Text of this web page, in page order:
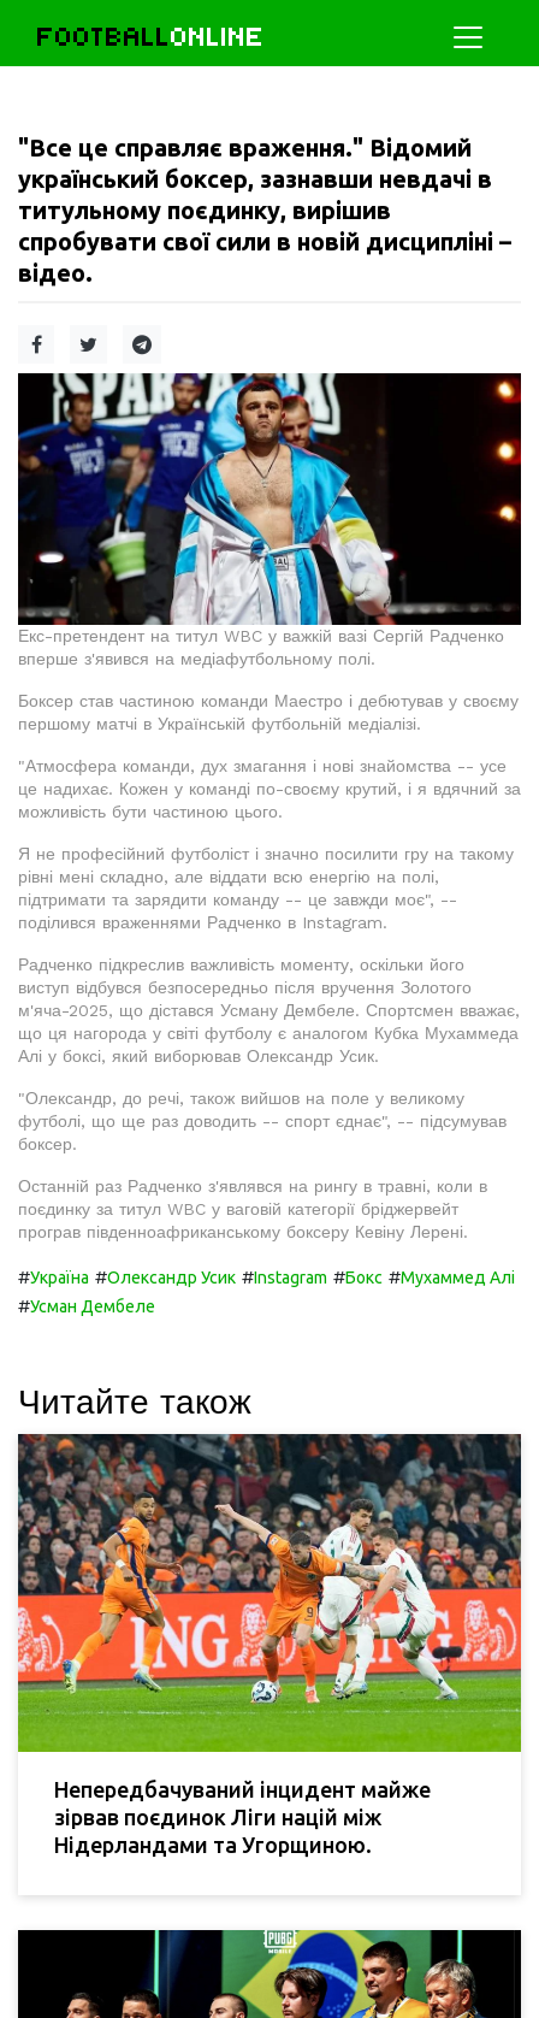
FOOTBALLONLINE
"Все це справляє враження." Відомий
український боксер, зазнавши невдачі в
титульному поєдинку, вирішив
спробувати свої сили в новій дисципліні –
відео.
Екс-претендент на титул WBC у важкій вазі Сергій Радченко
вперше з'явився на медіафутбольному полі.
Боксер став частиною команди Маестро і дебютував у своєму
першому матчі в Українській футбольній медіалізі.
"Атмосфера команди, дух змагання і нові знайомства -- усе
це надихає. Кожен у команді по-своєму крутий, і я вдячний за
можливість бути частиною цього.
Я не професійний футболіст і значно посилити гру на такому
рівні мені складно, але віддати всю енергію на полі,
підтримати та зарядити команду -- це завжди моє", --
поділився враженнями Радченко в Instagram.
Радченко підкреслив важливість моменту, оскільки його
виступ відбувся безпосередньо після вручення Золотого
м'яча-2025, що дістався Усману Дембеле. Спортсмен вважає,
що ця нагорода у світі футболу є аналогом Кубка Мухаммеда
Алі у боксі, який виборював Олександр Усик.
"Олександр, до речі, також вийшов на поле у великому
футболі, що ще раз доводить -- спорт єднає", -- підсумував
боксер.
Останній раз Радченко з'являвся на рингу в травні, коли в
поєдинку за титул WBC у ваговій категорії бріджервейт
програв південноафриканському боксеру Кевіну Лерені.
#Україна #Олександр Усик #Instagram #Бокс #Мухаммед Алі
#Усман Дембеле
Читайте також
Непередбачуваний інцидент майже
зірвав поєдинок Ліги націй між
Нідерландами та Угорщиною.